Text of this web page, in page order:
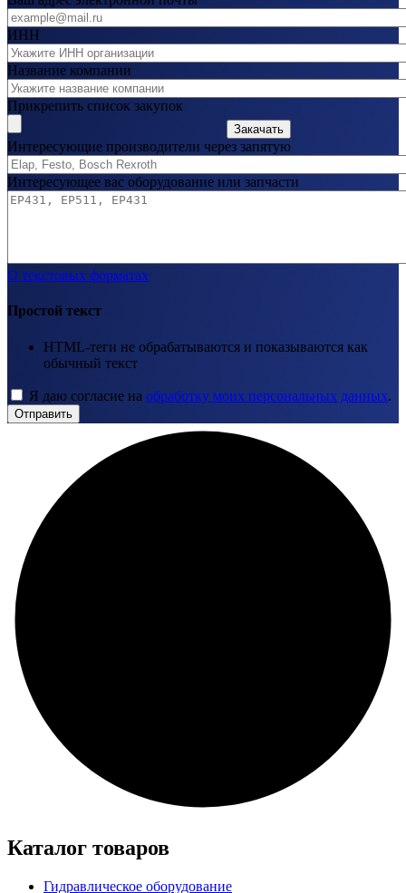
ИНН
Название компании
Прикрепить список закупок
Закачать
Интересующие производители через запятую
Интересующее вас оборудование или запчасти
О текстовых форматах
Простой текст
HTML-теги не обрабатываются и показываются как
обычный текст
Я даю согласие на обработку моих персональных данных.
Отправить
Каталог товаров
Гидравлическое оборудование